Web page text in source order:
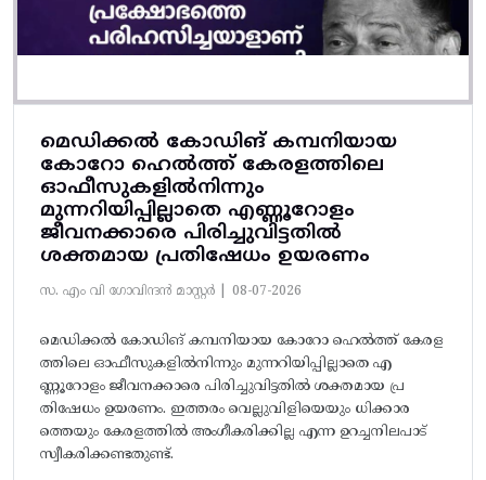
മെഡിക്കൽ കോഡിങ് കമ്പനിയായ
കോറോ ഹെൽത്ത് കേരളത്തിലെ
ഓഫീസുകളിൽനിന്നും
മുന്നറിയിപ്പില്ലാതെ എണ്ണൂറോളം
ജീവനക്കാരെ പിരിച്ചുവിട്ടതിൽ‌
ശക്തമായ പ്രതിഷേധം ഉയരണം
സ. എം വി ഗോവിന്ദൻ മാസ്റ്റർ | 08-07-2026
മെഡിക്കൽ കോഡിങ് കമ്പനിയായ കോറോ ഹെൽത്ത് കേരള
ത്തിലെ ഓഫീസുകളിൽനിന്നും മുന്നറിയിപ്പില്ലാതെ എ
ണ്ണൂറോളം ജീവനക്കാരെ പിരിച്ചുവിട്ടതിൽ‌ ശക്തമായ പ്ര
തിഷേധം ഉയരണം. ഇത്തരം വെല്ലുവിളിയെയും ധിക്കാര
ത്തെയും കേരളത്തിൽ അം​ഗീകരിക്കില്ല എന്ന ഉറച്ചനിലപാട്
സ്വീകരിക്കണ്ടതുണ്ട്.